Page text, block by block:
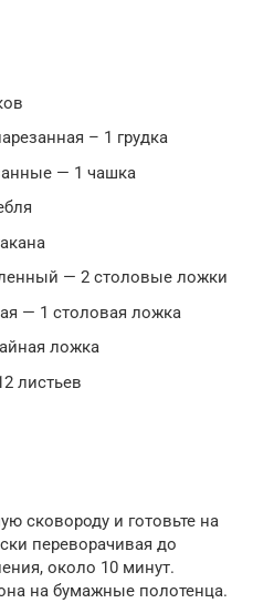
– 1 грудка
— 1 чашка
— 2 столовые ложки
— 1 столовая ложка
ложка
листьев
сковороду и готовьте на
переворачивая до
около 10 минут.
на бумажные полотенца.